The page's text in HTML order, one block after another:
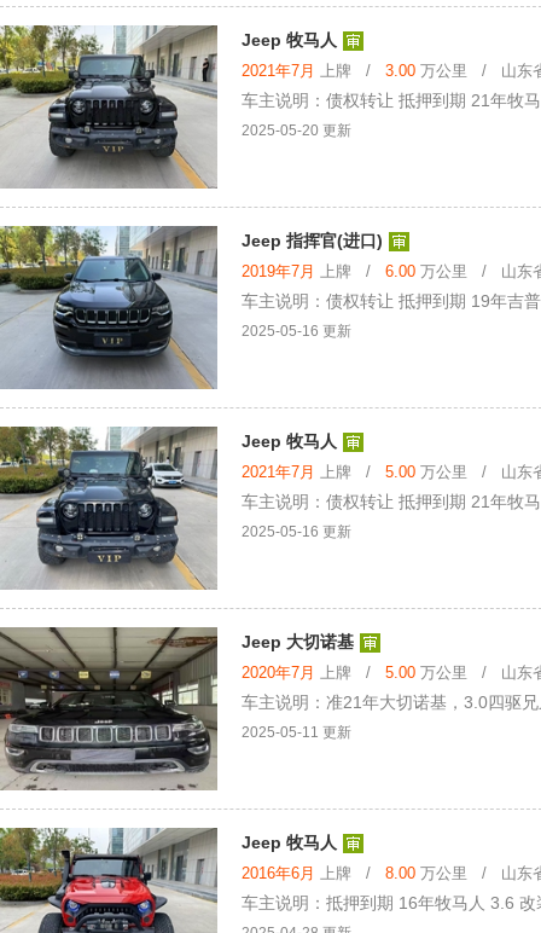
Jeep 牧马人
2021年7月 上牌 / 3.00 万公里 / 山东省
车主说明：债权转让 抵押到期 21年牧
2025-05-20 更新
Jeep 指挥官(进口)
2019年7月 上牌 / 6.00 万公里 / 山东省
车主说明：债权转让 抵押到期 19年吉
2025-05-16 更新
Jeep 牧马人
2021年7月 上牌 / 5.00 万公里 / 山东省
车主说明：债权转让 抵押到期 21年牧
2025-05-16 更新
Jeep 大切诺基
2020年7月 上牌 / 5.00 万公里 / 山东省
车主说明：准21年大切诺基，3.0四驱
2025-05-11 更新
Jeep 牧马人
2016年6月 上牌 / 8.00 万公里 / 山东省
车主说明：抵押到期 16年牧马人 3.6